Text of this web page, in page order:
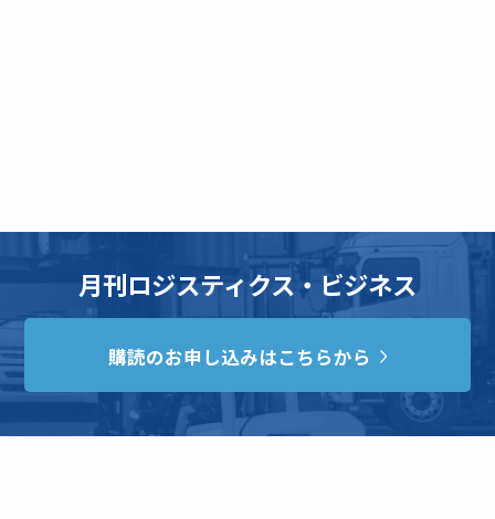
月刊ロジスティクス・ビジネス
購読のお申し込みはこちらから